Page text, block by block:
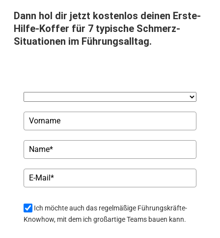
Dann hol dir jetzt kostenlos deinen Erste-
Hilfe-Koffer für 7 typische Schmerz-
Situationen im Führungsalltag.
Ich möchte auch das regelmäßige Führungskräfte-
Knowhow, mit dem ich großartige Teams bauen kann.